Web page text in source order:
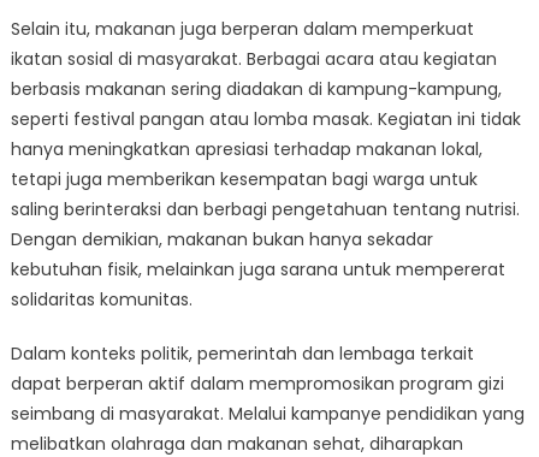
Selain itu, makanan juga berperan dalam memperkuat
ikatan sosial di masyarakat. Berbagai acara atau kegiatan
berbasis makanan sering diadakan di kampung-kampung,
seperti festival pangan atau lomba masak. Kegiatan ini tidak
hanya meningkatkan apresiasi terhadap makanan lokal,
tetapi juga memberikan kesempatan bagi warga untuk
saling berinteraksi dan berbagi pengetahuan tentang nutrisi.
Dengan demikian, makanan bukan hanya sekadar
kebutuhan fisik, melainkan juga sarana untuk mempererat
solidaritas komunitas.
Dalam konteks politik, pemerintah dan lembaga terkait
dapat berperan aktif dalam mempromosikan program gizi
seimbang di masyarakat. Melalui kampanye pendidikan yang
melibatkan olahraga dan makanan sehat, diharapkan